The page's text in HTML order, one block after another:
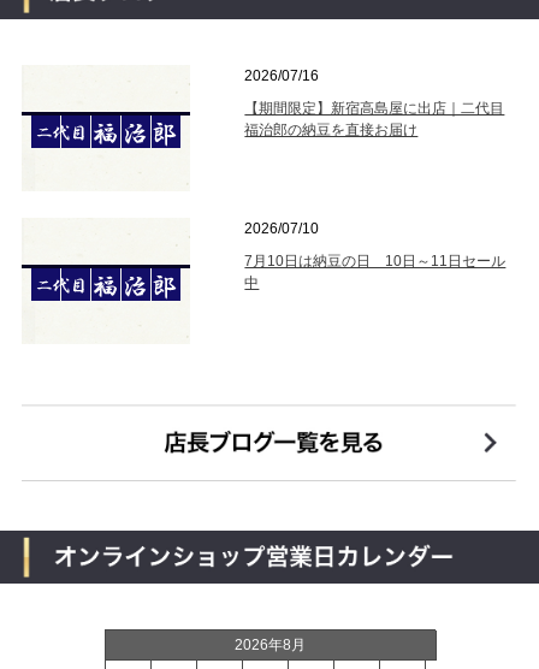
2026/07/16
【期間限定】新宿高島屋に出店｜二代目
福治郎の納豆を直接お届け
2026/07/10
7月10日は納豆の日 10日～11日セール
中
2026年8月